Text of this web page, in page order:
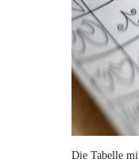
Die Tabelle